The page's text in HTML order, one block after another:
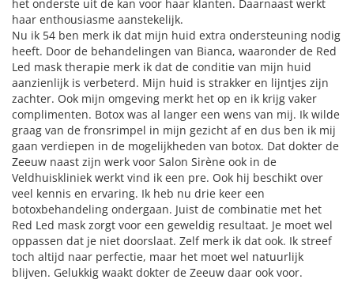
het onderste uit de kan voor haar klanten. Daarnaast werkt
haar enthousiasme aanstekelijk.
Nu ik 54 ben merk ik dat mijn huid extra ondersteuning nodig
heeft. Door de behandelingen van Bianca, waaronder de Red
Led mask therapie merk ik dat de conditie van mijn huid
aanzienlijk is verbeterd. Mijn huid is strakker en lijntjes zijn
zachter. Ook mijn omgeving merkt het op en ik krijg vaker
complimenten. Botox was al langer een wens van mij. Ik wilde
graag van de fronsrimpel in mijn gezicht af en dus ben ik mij
gaan verdiepen in de mogelijkheden van botox. Dat dokter de
Zeeuw naast zijn werk voor Salon Sirène ook in de
Veldhuiskliniek werkt vind ik een pre. Ook hij beschikt over
veel kennis en ervaring. Ik heb nu drie keer een
botoxbehandeling ondergaan. Juist de combinatie met het
Red Led mask zorgt voor een geweldig resultaat. Je moet wel
oppassen dat je niet doorslaat. Zelf merk ik dat ook. Ik streef
toch altijd naar perfectie, maar het moet wel natuurlijk
blijven. Gelukkig waakt dokter de Zeeuw daar ook voor.